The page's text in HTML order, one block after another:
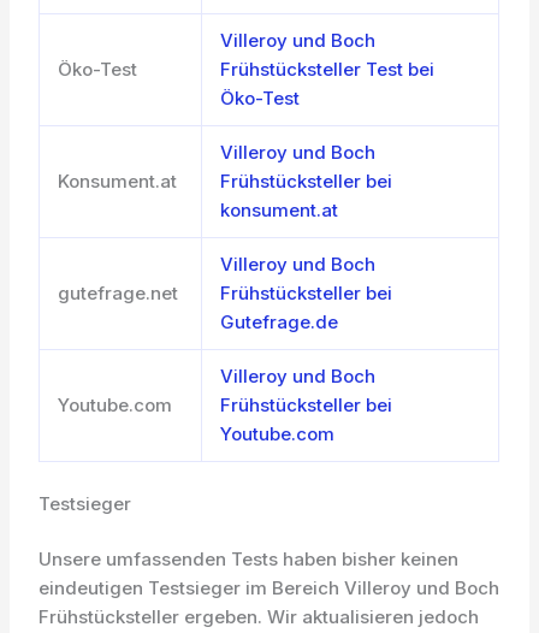
Öko-Test
Villeroy und Boch
Frühstücksteller Test bei
Öko-Test
Konsument.at
Villeroy und Boch
Frühstücksteller bei
konsument.at
gutefrage.net
Villeroy und Boch
Frühstücksteller bei
Gutefrage.de
Youtube.com
Villeroy und Boch
Frühstücksteller bei
Youtube.com
Testsieger
Unsere umfassenden Tests haben bisher keinen
eindeutigen Testsieger im Bereich Villeroy und Boch
Frühstücksteller ergeben. Wir aktualisieren jedoch